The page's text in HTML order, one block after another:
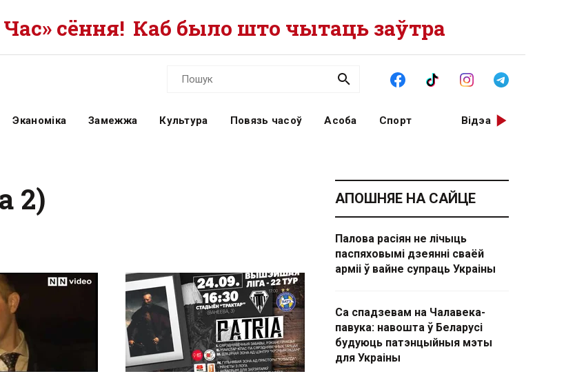
сёння! Каб было што чытаць заўтра
Эканоміка Замежжа Культура Повязь часоў Асоба Спорт Відэа
2) АПОШНЯЕ НА САЙЦЕ
Палова расіян не лічыць
паспяховымі дзеянні сваёй
арміі ў вайне супраць Украіны
Са спадзевам на Чалавека-
павука: навошта ў Беларусі
будуюць патэнцыйныя мэты
для Украіны